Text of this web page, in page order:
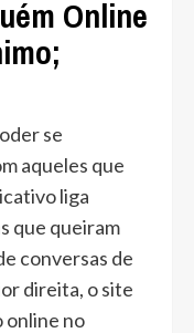
Online
se
aqueles que
liga
que queiram
conversas de
direita, o site
online no